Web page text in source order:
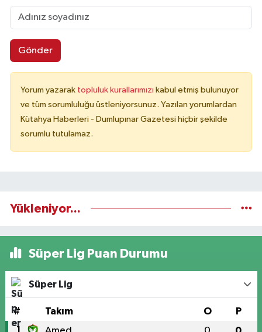
Gönder
Yorum yazarak topluluk kurallarımızı kabul etmiş bulunuyor
ve tüm sorumluluğu üstleniyorsunuz. Yazılan yorumlardan
Kütahya Haberleri - Dumlupınar Gazetesi hiçbir şekilde
sorumlu tutulamaz.
Yükleniyor...
Süper Lig Puan Durumu
Süper Lig
# Takım O P
1